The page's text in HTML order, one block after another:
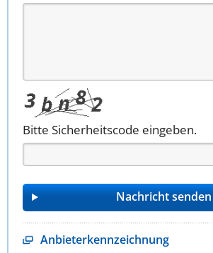
Bitte Sicherheitscode eingeben.
Anbieterkennzeichnung